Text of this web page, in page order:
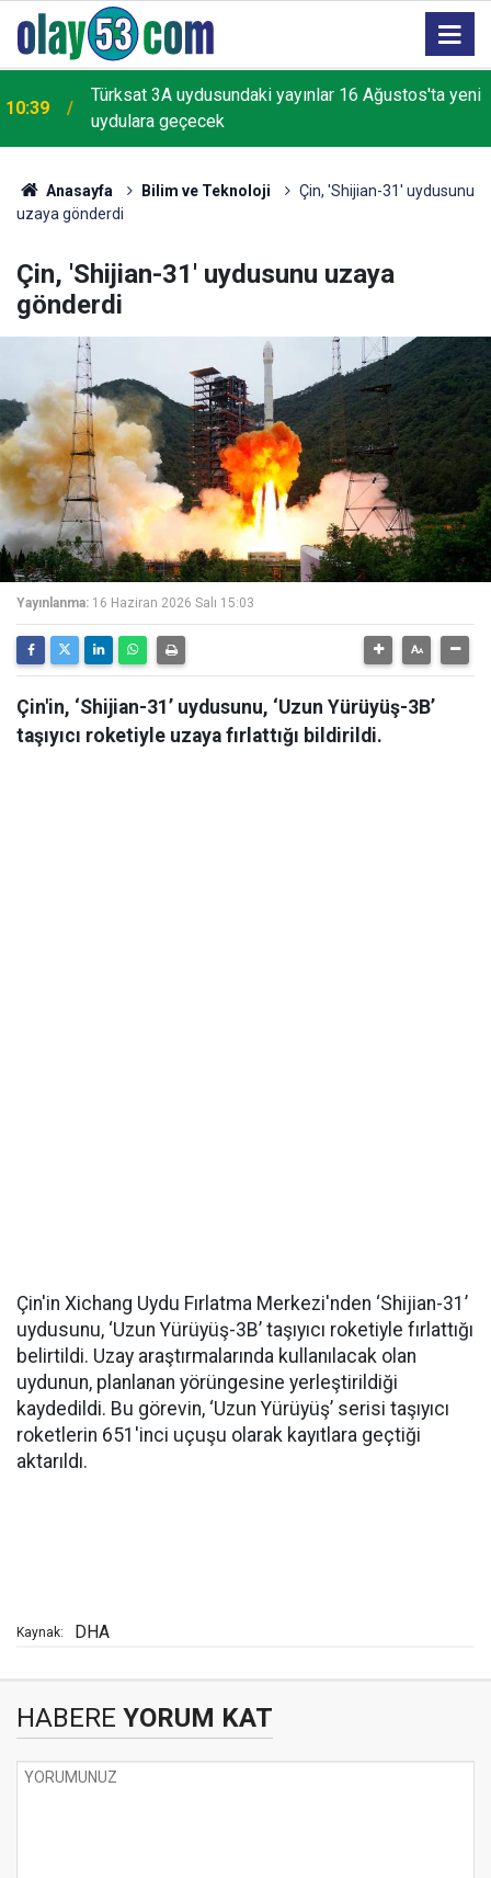
10:39
Türksat 3A uydusundaki yayınlar 16 Ağustos'ta yeni
uydulara geçecek
Anasayfa Bilim ve Teknoloji
Çin, 'Shijian-31' uydusunu
uzaya gönderdi
Çin, 'Shijian-31' uydusunu uzaya
gönderdi
Yayınlanma: 16 Haziran 2026 Salı 15:03
Çin'in, ‘Shijian-31’ uydusunu, ‘Uzun Yürüyüş-3B’
taşıyıcı roketiyle uzaya fırlattığı bildirildi.
Çin'in Xichang Uydu Fırlatma Merkezi'nden ‘Shijian-31’
uydusunu, ‘Uzun Yürüyüş-3B’ taşıyıcı roketiyle fırlattığı
belirtildi. Uzay araştırmalarında kullanılacak olan
uydunun, planlanan yörüngesine yerleştirildiği
kaydedildi. Bu görevin, ‘Uzun Yürüyüş’ serisi taşıyıcı
roketlerin 651'inci uçuşu olarak kayıtlara geçtiği
aktarıldı.
Kaynak: DHA
HABERE YORUM KAT